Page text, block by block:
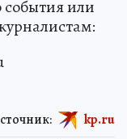
события или
kp.ru